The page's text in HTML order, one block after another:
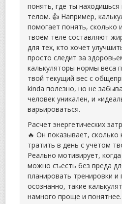
понять, где ты
телом. 👍 Например,
помогает понять, сколько
твоём теле составляют
для тех, кто хочет
просто следит за
калькуляторы нормы веса
твой текущий вес с
kinda полезно, но не
человек уникален, и
варьироваться.
Расчет энергетических
🔥 Он показывает,
тратить в день с учётом
Реально мотивирует,
можно съесть без вреда
планировать тренировки и
осознанно, такие
намного проще и